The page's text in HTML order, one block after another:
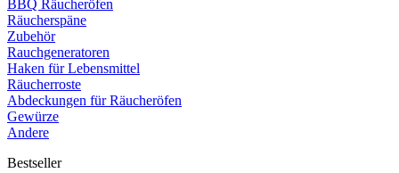
BBQ Räucheröfen
Räucherspäne
Zubehör
Rauchgeneratoren
Haken für Lebensmittel
Räucherroste
Abdeckungen für Räucheröfen
Gewürze
Andere
Bestseller